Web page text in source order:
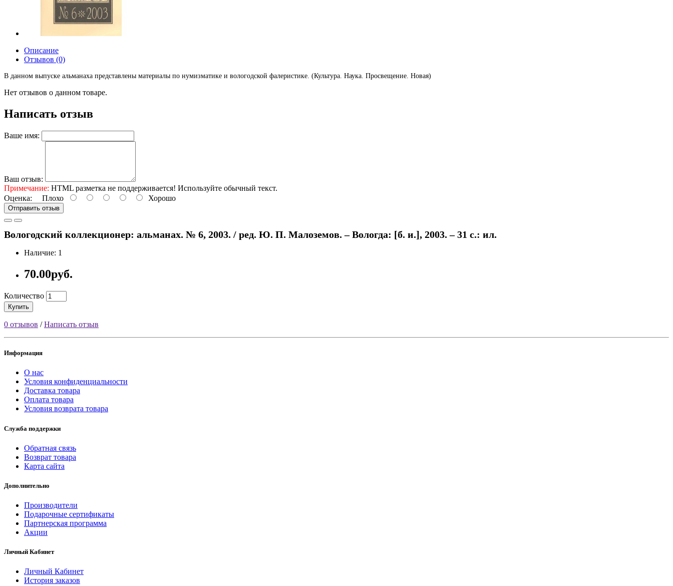
Описание
Отзывов (0)
В данном выпуске альманаха представлены материалы по нумизматике и вологодской фалеристике. (Культура. Наука. Просвещение. Новая)
Нет отзывов о данном товаре.
Написать отзыв
Ваше имя:
Ваш отзыв:
Примечание: HTML разметка не поддерживается! Используйте обычный текст.
Оценка: Плохо Хорошо
Отправить отзыв
Вологодский коллекционер: альманах. № 6, 2003. / ред. Ю. П. Малоземов. – Вологда: [б. и.], 2003. – 31 c.: ил.
Наличие: 1
70.00руб.
Количество
Купить
0 отзывов /Написать отзыв
Информация
О нас
Условия конфиденциальности
Доставка товара
Оплата товара
Условия возврата товара
Служба поддержки
Обратная связь
Возврат товара
Карта сайта
Дополнительно
Производители
Подарочные сертификаты
Партнерская программа
Акции
Личный Кабинет
Личный Кабинет
История заказов